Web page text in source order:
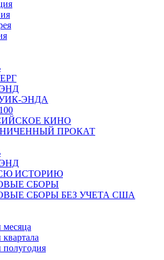
ЭНДА
КИНО
ПРОКАТ
ИСТОРИЮ
СБОРЫ
СБОРЫ БЕЗ УЧЕТА США
полугодия